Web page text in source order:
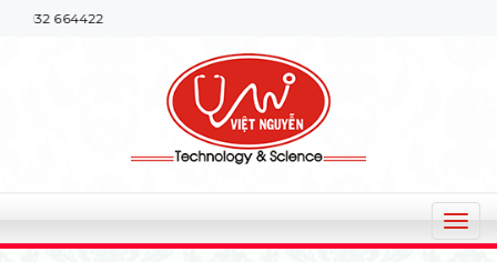
T
o